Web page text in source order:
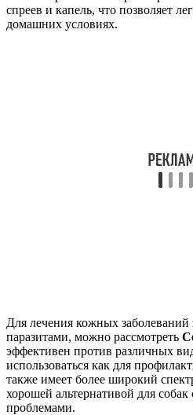
спреев и капель, что позволяет
домашних условиях.
Для лечения кожных
паразитами, можно рассмотреть
эффективен против различных
использоваться как для
также имеет более широкий
хорошей альтернативой для
проблемами.